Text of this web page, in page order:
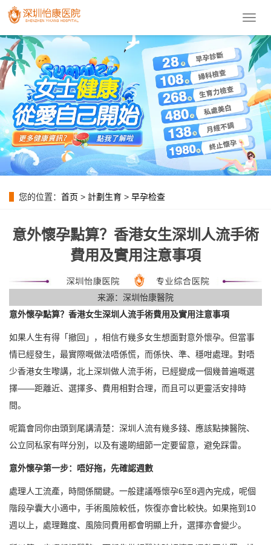
導
菜
單
您的位置： 首页 > 計劃生育 > 早孕检查
意外懷孕點算？香港女生深圳人流手術
費用及實用注意事項
来源：深圳怡康醫院
意外懷孕點算？香港女生深圳人流手術費用及實用注意事項
如果人生有得「撤回」，相信冇幾多女生想面對意外懷孕。但當事
情已經發生，最實際嘅做法唔係慌，而係快、準、穩咁處理。對唔
少香港女生嚟講，北上深圳做人流手術，已經變成一個幾普遍嘅選
擇——距離近、選擇多、費用相對合理，而且可以更靈活安排時
間。
呢篇會同你由頭到尾講清楚：深圳人流有幾多錢、應該點揀醫院、
公立同私家有咩分別，以及有邊啲細節一定要留意，避免踩雷。
意外懷孕第一步：唔好拖，先確認週數
處理人工流產，時間係關鍵。一般建議喺懷孕6至8週內完成，呢個
階段孕囊大小適中，手術風險較低，恢復亦會比較快。如果拖到10
週以上，處理難度、風險同費用都會明顯上升，選擇亦會變少。